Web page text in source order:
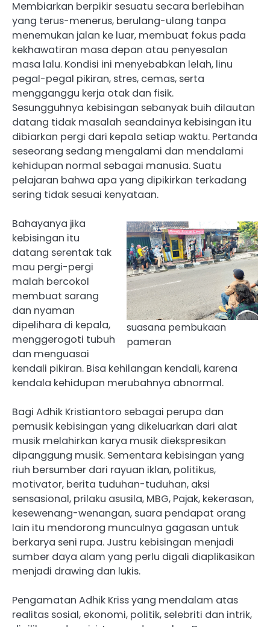
Membiarkan berpikir sesuatu secara berlebihan
yang terus-menerus, berulang-ulang tanpa
menemukan jalan ke luar, membuat fokus pada
kekhawatiran masa depan atau penyesalan
masa lalu. Kondisi ini menyebabkan lelah, linu
pegal-pegal pikiran, stres, cemas, serta
mengganggu kerja otak dan fisik.
Sesungguhnya kebisingan sebanyak buih dilautan
datang tidak masalah seandainya kebisingan itu
dibiarkan pergi dari kepala setiap waktu. Pertanda
seseorang sedang mengalami dan mendalami
kehidupan normal sebagai manusia. Suatu
pelajaran bahwa apa yang dipikirkan terkadang
sering tidak sesuai kenyataan.
suasana pembukaan
pameran
Bahayanya jika
kebisingan itu
datang serentak tak
mau pergi-pergi
malah bercokol
membuat sarang
dan nyaman
dipelihara di kepala,
menggerogoti tubuh
dan menguasai
kendali pikiran. Bisa kehilangan kendali, karena
kendala kehidupan merubahnya abnormal.
Bagi Adhik Kristiantoro sebagai perupa dan
pemusik kebisingan yang dikeluarkan dari alat
musik melahirkan karya musik diekspresikan
dipanggung musik. Sementara kebisingan yang
riuh bersumber dari rayuan iklan, politikus,
motivator, berita tuduhan-tuduhan, aksi
sensasional, prilaku asusila, MBG, Pajak, kekerasan,
kesewenang-wenangan, suara pendapat orang
lain itu mendorong munculnya gagasan untuk
berkarya seni rupa. Justru kebisingan menjadi
sumber daya alam yang perlu digali diaplikasikan
menjadi drawing dan lukis.
Pengamatan Adhik Kriss yang mendalam atas
realitas sosial, ekonomi, politik, selebriti dan intrik,